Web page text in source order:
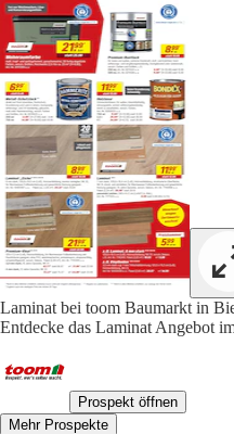
Laminat bei toom Baumarkt in
Entdecke das Laminat Angebot
Prospekt öffnen
Mehr Prospekte